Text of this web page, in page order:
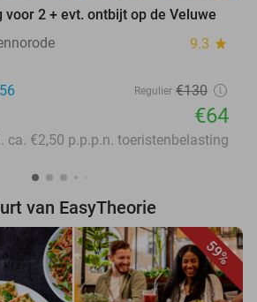
voor 2 + evt. ontbijt op de Veluwe
9.3 star
Regulier €130
€64
ca. €2,50 p.p.p.n. toeristenbelasting
van EasyTheorie
59%